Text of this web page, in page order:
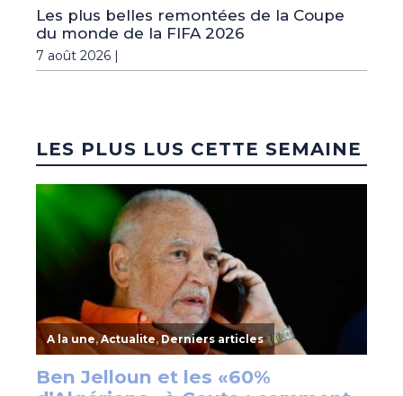
Les plus belles remontées de la Coupe
du monde de la FIFA 2026
7 août 2026 |
LES PLUS LUS CETTE SEMAINE